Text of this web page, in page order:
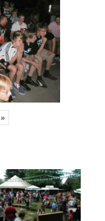
»